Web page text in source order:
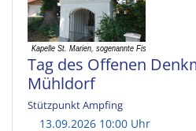
Tag des Offenen
Mühldorf
Stützpunkt Ampfing
13.09.2026 10:00 Uhr